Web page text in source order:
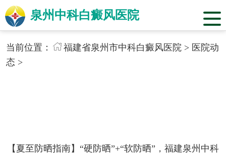
泉州中科白癜风医院
当前位置： 福建省泉州市中科白癜风医院> 医院动
态 >
【夏至防晒指南】“硬防晒”+“软防晒”，福建泉州中科